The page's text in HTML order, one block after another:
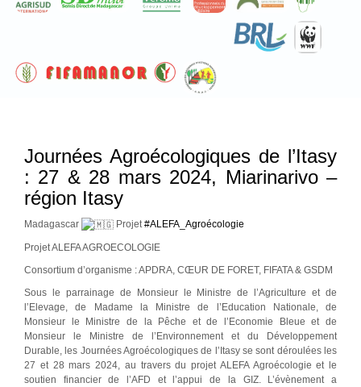
Journées Agroécologiques de l’Itasy
: 27 & 28 mars 2024, Miarinarivo –
région Itasy
Madagascar Projet#ALEFA_Agroécologie
Projet ALEFA AGROECOLOGIE
Consortium d’organisme : APDRA, CŒUR DE FORET, FIFATA & GSDM
Sous le parrainage de Monsieur le Ministre de l’Agriculture et de
l’Elevage, de Madame la Ministre de l’Education Nationale, de
Monsieur le Ministre de la Pêche et de l’Economie Bleue et de
Monsieur le Ministre de l’Environnement et du Développement
Durable, les Journées Agroécologiques de l’Itasy se sont déroulées les
27 et 28 mars 2024, au travers du projet ALEFA Agroécologie et le
soutien financier de l’AFD et l’appui de la GIZ. L’évènement a